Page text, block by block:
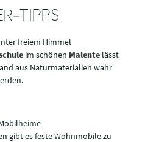
TIPPS
freiem Himmel
im schönen Malente lässt
aus Naturmaterialien wahr
gibt es feste Wohnmobile zu